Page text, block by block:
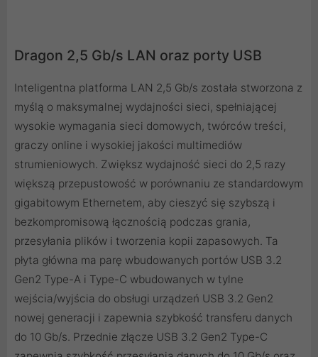
Dragon 2,5 Gb/s LAN oraz porty USB
Inteligentna platforma LAN 2,5 Gb/s została stworzona z
myślą o maksymalnej wydajności sieci, spełniającej
wysokie wymagania sieci domowych, twórców treści,
graczy online i wysokiej jakości multimediów
strumieniowych. Zwiększ wydajność sieci do 2,5 razy
większą przepustowość w porównaniu ze standardowym
gigabitowym Ethernetem, aby cieszyć się szybszą i
bezkompromisową łącznością podczas grania,
przesyłania plików i tworzenia kopii zapasowych. Ta
płyta główna ma parę wbudowanych portów USB 3.2
Gen2 Type-A i Type-C wbudowanych w tylne
wejścia/wyjścia do obsługi urządzeń USB 3.2 Gen2
nowej generacji i zapewnia szybkość transferu danych
do 10 Gb/s. Przednie złącze USB 3.2 Gen2 Type-C